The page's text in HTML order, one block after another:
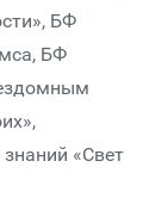
БФ
БФ
«Свет